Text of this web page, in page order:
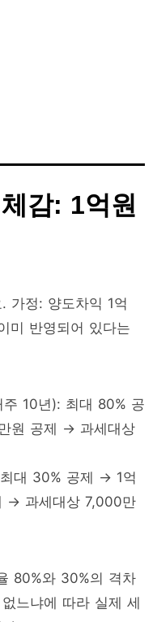
감: 1억원
가정: 양도차익 1억
미 반영되어 있다는
10년): 최대 80% 공
원 공제 → 과세대상
대 30% 공제 → 1억
→ 과세대상 7,000만
80%와 30%의 격차
느냐에 따라 실제 세